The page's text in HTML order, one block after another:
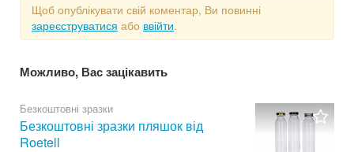
Щоб опублікувати свій коментар, Ви повинні
зареєструватися або ввійти.
Можливо, Вас зацікавить
Безкоштовні зразки
Безкоштовні зразки пляшок від
Roetell